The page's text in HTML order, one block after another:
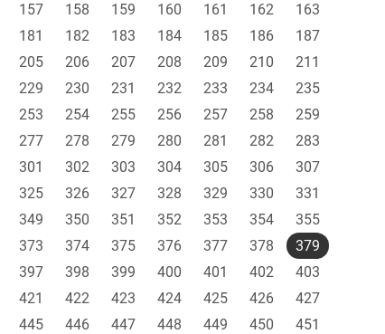
157 158 159 160 161 162
163
181 182 183 184 185 186
187
205 206 207 208 209 210
211
229 230 231 232 233 234
235
253 254 255 256 257 258
259
277 278 279 280 281 282
283
301 302 303 304 305 306
307
325 326 327 328 329 330
331
349 350 351 352 353 354
355
373 374 375 376 377 378
379
397 398 399 400 401 402
403
421 422 423 424 425 426
427
445 446 447 448 449 450
451